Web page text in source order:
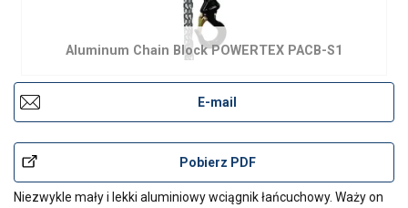
Aluminum Chain Block POWERTEX PACB-S1
E-mail
Pobierz PDF
Niezwykle mały i lekki aluminiowy wciągnik łańcuchowy. Waży on